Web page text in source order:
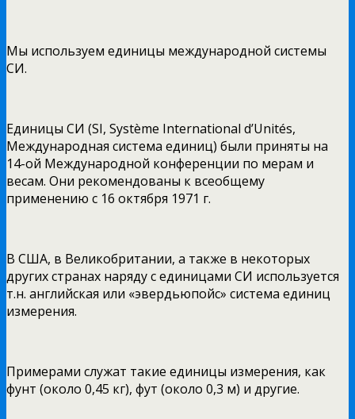
Мы используем единицы международной системы
СИ.
Единицы СИ (SI, Système International d’Unités,
Международная система единиц) были приняты на
14-ой Международной конференции по мерам и
весам. Они рекомендованы к всеобщему
применению с 16 октября 1971 г.
В США, в Великобритании, а также в некоторых
других странах наряду с единицами СИ используется
т.н. английская или «эвердьюпойс» система единиц
измерения.
Примерами служат такие единицы измерения, как
фунт (около 0,45 кг), фут (около 0,3 м) и другие.